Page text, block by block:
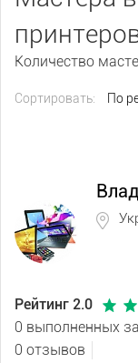
Количество
Сортировать: По
Рейтинг 2.0
0 выполненных
0 отзывов